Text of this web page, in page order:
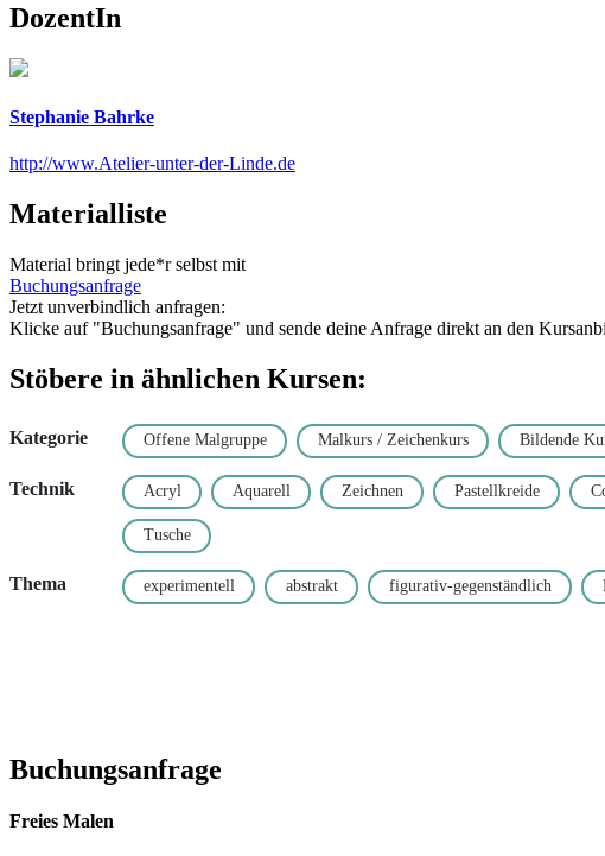
DozentIn
Stephanie Bahrke
http://www.Atelier-unter-der-Linde.de
Materialliste
Material bringt jede*r selbst mit
Buchungsanfrage
Jetzt unverbindlich anfragen:
Klicke auf "Buchungsanfrage" und sende deine Anfrage direkt an den
Stöbere in ähnlichen Kursen:
Kategorie Offene Malgruppe Malkurs / Zeichenkurs Bildende
Technik Acryl Aquarell Zeichnen Pastellkreide
Tusche
Thema experimentell abstrakt figurativ-gegenständlich
Buchungsanfrage
Freies Malen